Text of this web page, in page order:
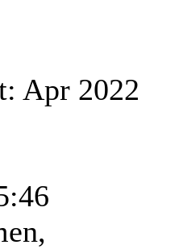
Apr 2022